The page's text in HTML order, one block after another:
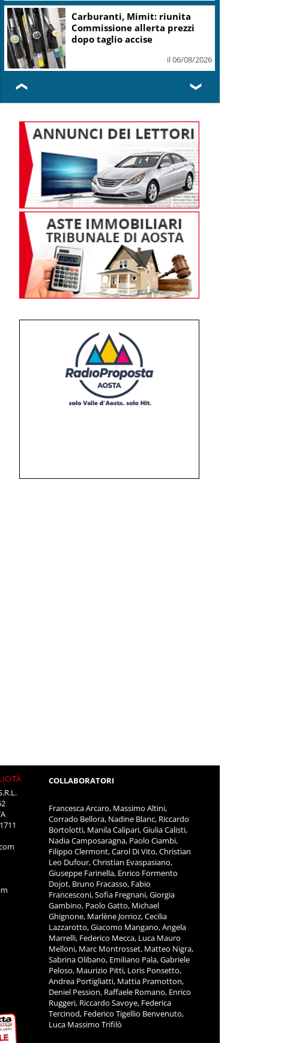
Carburanti, Mimit: riunita
Commissione allerta prezzi
dopo taglio accise
il 06/08/2026
❮ ❯
COLLABORATORI
Francesca Arcaro, Massimo Altini,
Corrado Bellora, Nadine Blanc, Riccardo
Bortolotti, Manila Calipari, Giulia Calisti,
Nadia Camposaragna, Paolo Ciambi,
Filippo Clermont, Carol Di Vito, Christian
Leo Dufour, Christian Evaspasiano,
Giuseppe Farinella, Enrico Formento
Dojot, Bruno Fracasso, Fabio
Francesconi, Sofia Fregnani, Giorgia
Gambino, Paolo Gatto, Michael
Ghignone, Marlène Jorrioz, Cecilia
Lazzarotto, Giacomo Mangano, Angela
Marrelli, Federico Mecca, Luca Mauro
Melloni, Marc Montrosset, Matteo Nigra,
Sabrina Olibano, Emiliano Pala, Gabriele
Peloso, Maurizio Pitti, Loris Ponsetto,
Andrea Portigliatti, Mattia Pramotton,
Deniel Pession, Raffaele Romano, Enrico
Ruggeri, Riccardo Savoye, Federica
Tercinod, Federico Tigellio Benvenuto,
Luca Massimo Trifilò